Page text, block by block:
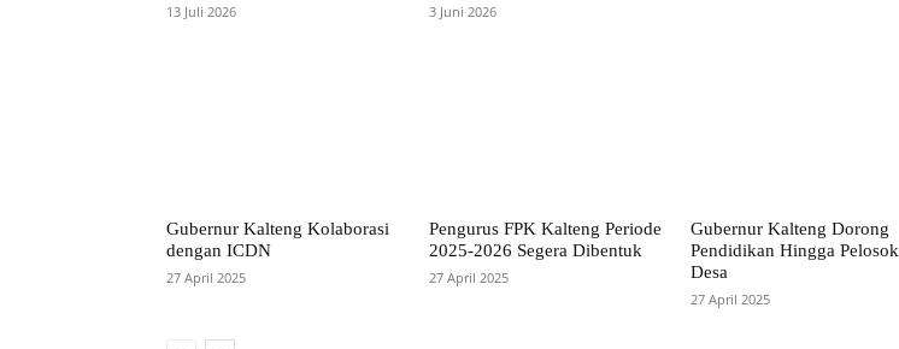
13 Juli 2026 3 Juni 2026
Gubernur Kalteng Kolaborasi
dengan ICDN
27 April 2025
Pengurus FPK Kalteng Periode
2025-2026 Segera Dibentuk
27 April 2025
Gubernur Kalteng Dorong
Pendidikan Hingga Pelosok
Desa
27 April 2025